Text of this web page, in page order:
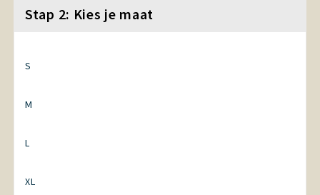
Stap 2: Kies je maat
S
M
L
XL